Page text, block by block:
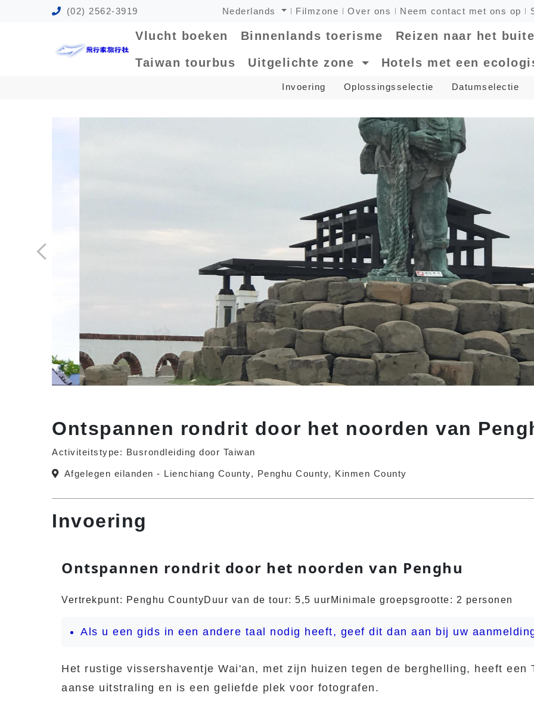
(02) 2562-3919 Nederlands Filmzone Over ons Neem contact met ons op
Vlucht boeken Binnenlands toerisme Reizen naar het
Taiwan tourbus Uitgelichte zone Hotels met een
Invoering Oplossingsselectie Datumselectie
Ontspannen rondrit door het noorden van
Activiteitstype: Busrondleiding door Taiwan
Afgelegen eilanden - Lienchiang County, Penghu County, Kinmen County
Invoering
Ontspannen rondrit door het noorden van Penghu
Vertrekpunt: Penghu CountyDuur van de tour: 5,5 uur Minimale groepsgrootte: 2 personen
Als u een gids in een andere taal nodig heeft, geef dit dan aan bij uw
Het rustige vissershaventje Wai'an, met zijn huizen tegen de berghelling, heeft een
aanse uitstraling en is een geliefde plek voor fotografen.